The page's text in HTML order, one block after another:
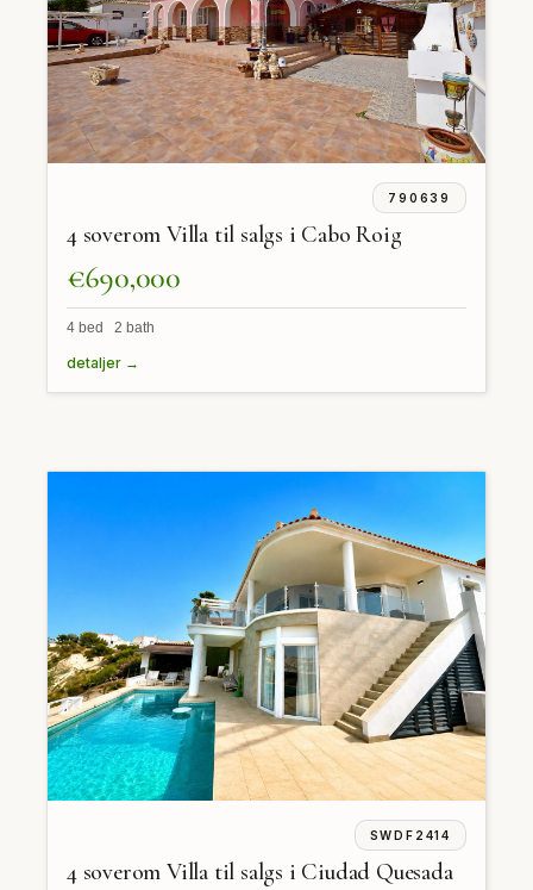
790639
4 soverom Villa til salgs i Cabo Roig
€690,000
4 bed 2 bath
detaljer →
SWDF2414
4 soverom Villa til salgs i Ciudad Quesada